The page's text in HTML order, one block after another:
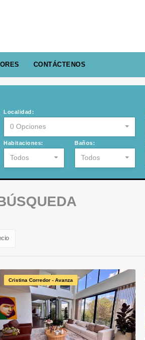
CONTÁCTENOS
Localidad:
0 Opciones
Habitaciones:
Todos
Baños:
Todos
Cristina Corredor - Avanza